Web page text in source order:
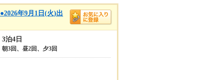
年9月1日(火)出
3泊4日
朝3回、昼2回、夕3回